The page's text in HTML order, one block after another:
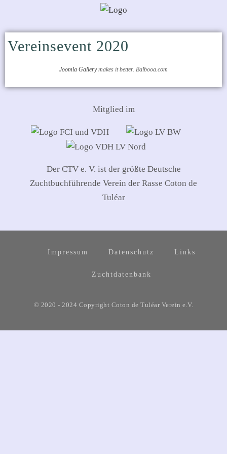
Vereinsevent 2020
Joomla Gallerymakes it better. Balbooa.com
Mitglied im
Der CTV e. V. ist der größte Deutsche
Zuchtbuchführende Verein der Rasse Coton de
Tuléar
Impressum Datenschutz Links
Zuchtdatenbank
© 2020 - 2024 Copyright Coton de Tuléar Verein e.V.